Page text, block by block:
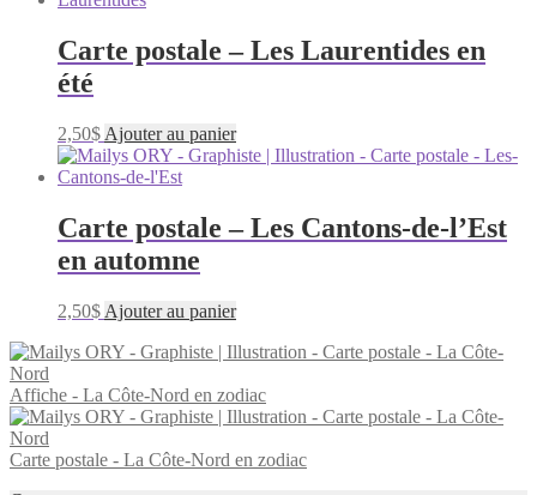
Carte postale – Les Laurentides en
été
2,50$ Ajouter au panier
Carte postale – Les Cantons-de-l’Est
en automne
2,50$ Ajouter au panier
Affiche - La Côte-Nord en zodiac
Carte postale - La Côte-Nord en zodiac